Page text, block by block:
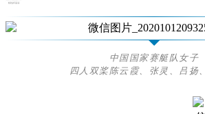
中国国家赛艇队女子
四人双桨陈云霞、张灵、吕扬